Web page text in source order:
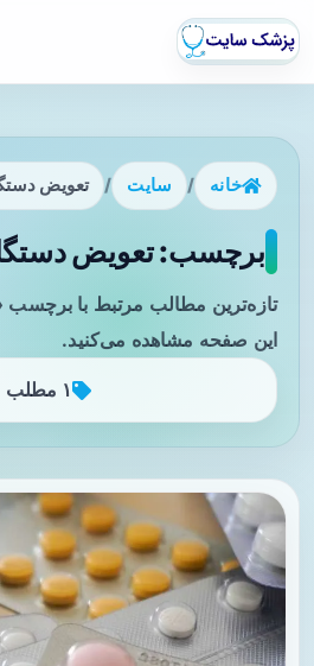
خانه / سایت / تعویض
برچسب: تعویض
تازه‌ترین مطالب مرتبط با برچسب
این صفحه مشاهده می‌کنید.
۱ مطلب